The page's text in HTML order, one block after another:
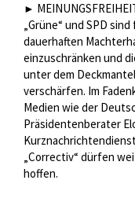
►
„Grüne“ und SPD
dauerhaften
einzuschränken und
unter dem
verschärfen. Im
Medien wie der
Präsidentenberater
„Correctiv“ dürfen
hoffen.